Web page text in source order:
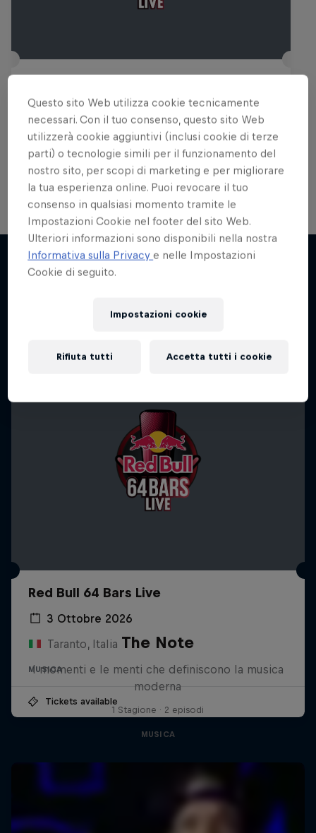
3 Ottobre 2026
Taranto, Italia
MUSICA
Tickets available
Until 18 - Prima dei 18 anni
Da passione a professione
SKATEBOARDING
Red Bull 64 Bars Live
3 Ottobre 2026
Taranto, Italia
MUSICA
Tickets available
The Note
I momenti e le menti che definiscono la musica
moderna
1 Stagione · 2 episodi
MUSICA
Questo sito Web utilizza cookie tecnicamente
necessari. Con il tuo consenso, questo sito Web
utilizzerà cookie aggiuntivi (inclusi cookie di terze
parti) o tecnologie simili per il funzionamento del
nostro sito, per scopi di marketing e per migliorare
la tua esperienza online. Puoi revocare il tuo
consenso in qualsiasi momento tramite le
Impostazioni Cookie nel footer del sito Web.
Ulteriori informazioni sono disponibili nella nostra
Informativa sulla Privacye nelle Impostazioni
Cookie di seguito.
Impostazioni cookie
Rifiuta tutti Accetta tutti i cookie